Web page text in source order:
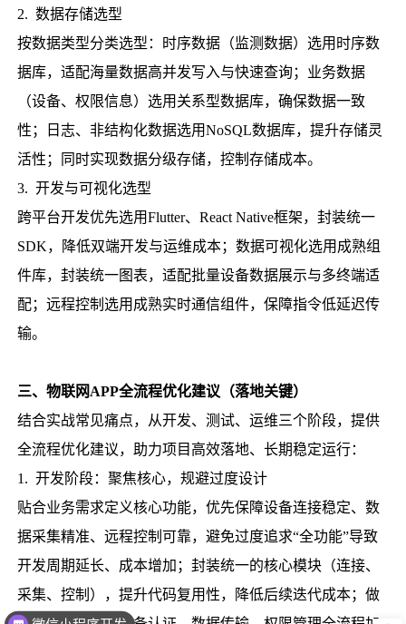
2. 数据存储选型
按数据类型分类选型：时序数据（监测数据）选用时序数
据库，适配海量数据高并发写入与快速查询；业务数据
（设备、权限信息）选用关系型数据库，确保数据一致
性；日志、非结构化数据选用NoSQL数据库，提升存储灵
活性；同时实现数据分级存储，控制存储成本。
3. 开发与可视化选型
跨平台开发优先选用Flutter、React Native框架，封装统一
SDK，降低双端开发与运维成本；数据可视化选用成熟组
件库，封装统一图表，适配批量设备数据展示与多终端适
配；远程控制选用成熟实时通信组件，保障指令低延迟传
输。
三、物联网APP全流程优化建议（落地关键）
结合实战常见痛点，从开发、测试、运维三个阶段，提供
全流程优化建议，助力项目高效落地、长期稳定运行：
1. 开发阶段：聚焦核心，规避过度设计
贴合业务需求定义核心功能，优先保障设备连接稳定、数
据采集精准、远程控制可靠，避免过度追求“全功能”导致
开发周期延长、成本增加；封装统一的核心模块（连接、
采集、控制），提升代码复用性，降低后续迭代成本；做